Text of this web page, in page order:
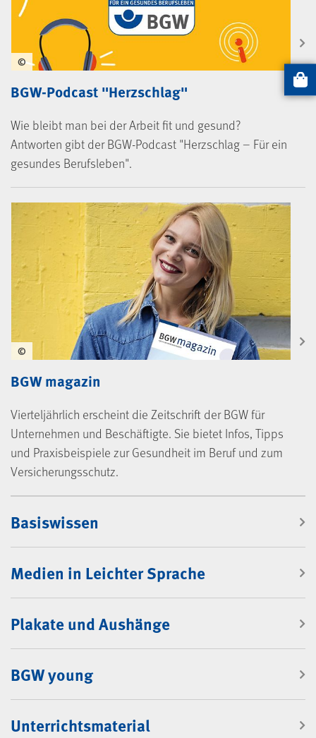
BGW-Podcast "Herzschlag"
Wie bleibt man bei der Arbeit fit und gesund?
Antworten gibt der BGW-Podcast "Herzschlag – Für ein
gesundes Berufsleben".
©
BGW magazin
Vierteljährlich erscheint die Zeitschrift der BGW für
Unternehmen und Beschäftigte. Sie bietet Infos, Tipps
und Praxisbeispiele zur Gesundheit im Beruf und zum
Versicherungsschutz.
©
Basiswissen
Medien in Leichter Sprache
Plakate und Aushänge
BGW young
Unterrichtsmaterial
Artikel